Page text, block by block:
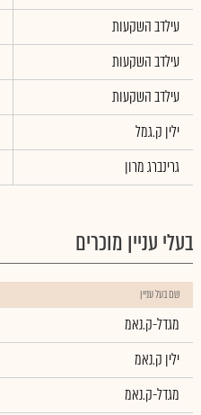
עילדב השקעות
עילדב השקעות
עילדב השקעות
ילין ק.גמל
גרינברג מרון
בעלי עניין מוכרים
שם בעל עניין
מגדל-ק.נאמ
ילין ק.נאמ
מגדל-ק.נאמ